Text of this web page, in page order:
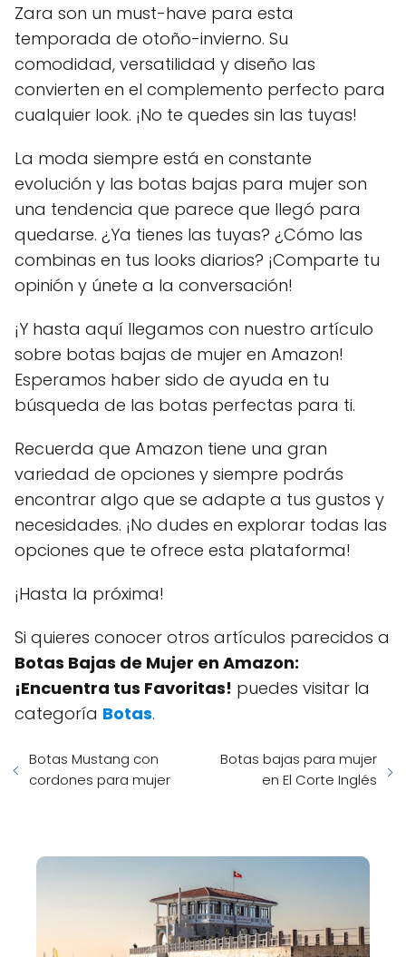
Zara son un must-have para esta
temporada de otoño-invierno. Su
comodidad, versatilidad y diseño las
convierten en el complemento perfecto para
cualquier look. ¡No te quedes sin las tuyas!
La moda siempre está en constante
evolución y las botas bajas para mujer son
una tendencia que parece que llegó para
quedarse. ¿Ya tienes las tuyas? ¿Cómo las
combinas en tus looks diarios? ¡Comparte tu
opinión y únete a la conversación!
¡Y hasta aquí llegamos con nuestro artículo
sobre botas bajas de mujer en Amazon!
Esperamos haber sido de ayuda en tu
búsqueda de las botas perfectas para ti.
Recuerda que Amazon tiene una gran
variedad de opciones y siempre podrás
encontrar algo que se adapte a tus gustos y
necesidades. ¡No dudes en explorar todas las
opciones que te ofrece esta plataforma!
¡Hasta la próxima!
Si quieres conocer otros artículos parecidos a
Botas Bajas de Mujer en Amazon:
¡Encuentra tus Favoritas! puedes visitar la
categoría Botas.
Botas Mustang con
cordones para mujer
Botas bajas para mujer
en El Corte Inglés